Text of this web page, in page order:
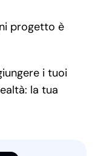
progetto è
i tuoi
la tua